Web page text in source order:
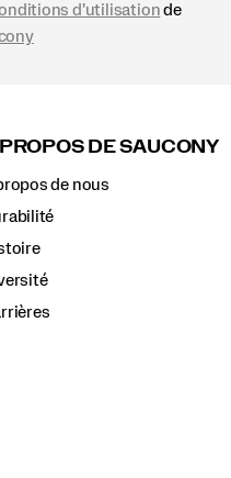
d'utilisationde
DE SAUCONY
de nous